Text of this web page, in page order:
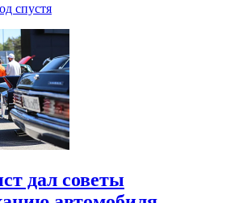
спустя
дал советы